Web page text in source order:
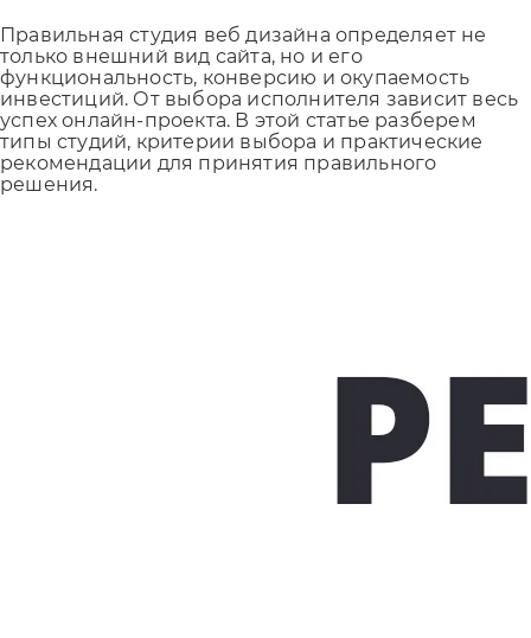
Правильная студия веб дизайна определяет не
только внешний вид сайта, но и его
функциональность, конверсию и окупаемость
инвестиций. От выбора исполнителя зависит весь
успех онлайн-проекта. В этой статье разберем
типы студий, критерии выбора и практические
рекомендации для принятия правильного
решения.